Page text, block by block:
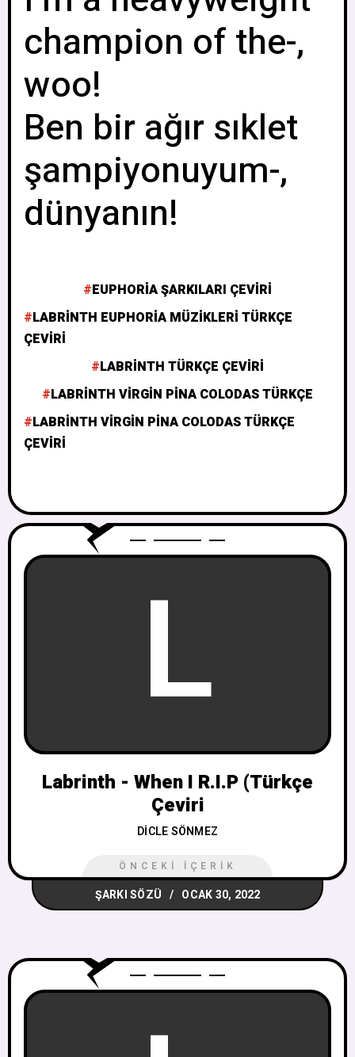
champion of the-,
woo!
Ben bir ağır sıklet
şampiyonuyum-,
dünyanın!
EUPHORIA ŞARKILARI ÇEVIRI
LABRINTH EUPHORIA MÜZIKLERI TÜRKÇE
ÇEVIRI
LABRINTH TÜRKÇE ÇEVIRI
LABRINTH VIRGIN PINA COLODAS TÜRKÇE
LABRINTH VIRGIN PINA COLODAS TÜRKÇE
ÇEVIRI
L
Labrinth - When I R.I.P (Türkçe
Çeviri
DICLE SÖNMEZ
ÖNCEKI İÇERIK
ŞARKI SÖZÜ OCAK 30, 2022